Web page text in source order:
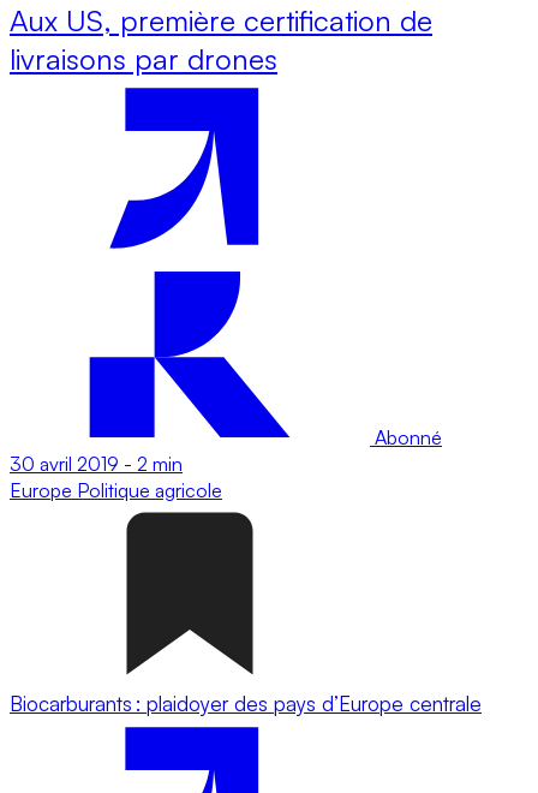
Aux US, première certification de
livraisons par drones
Abonné
30 avril 2019 - 2 min
Europe Politique agricole
Biocarburants : plaidoyer des pays d’Europe centrale